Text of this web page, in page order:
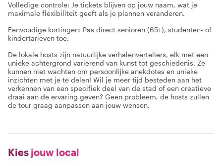
Volledige controle: Je tickets blijven op jouw naam, wat je
maximale flexibiliteit geeft als je plannen veranderen.
Eenvoudige kortingen: Pas direct senioren (65+), studenten- of
kindertarieven toe.
De lokale hosts zijn natuurlijke verhalenvertellers, elk met een
unieke achtergrond variërend van kunst tot geschiedenis. Ze
kunnen niet wachten om persoonlijke anekdotes en unieke
inzichten met je te delen! Wil je meer tijd besteden aan het
verkennen van een specifiek deel van de stad of een creatieve
draai aan de ervaring geven? Geen probleem, de hosts zullen
de tour graag aanpassen aan jouw wensen.
Kies jouw local